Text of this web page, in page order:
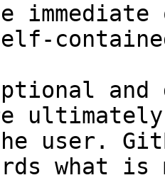
and
user.
what